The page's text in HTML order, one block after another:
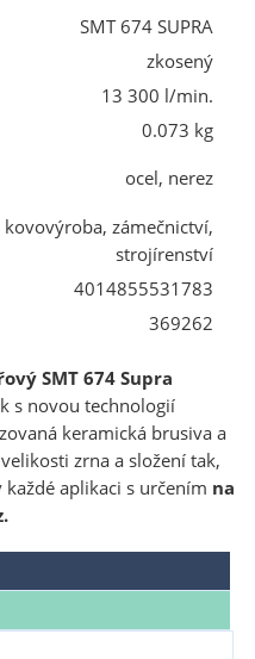
SMT 674 SUPRA
zkosený
13 300 l/min.
0.073 kg
ocel, nerez
kovovýroba, zámečnictví,
strojírenství
4014855531783
369262
SMT 674 Supra
s novou technologií
keramická brusiva a
zrna a složení tak,
aplikaci s určením na